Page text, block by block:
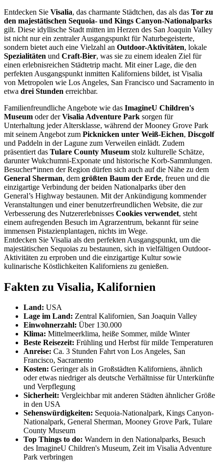
Entdecken Sie Visalia, das charmante Städtchen, das als das Tor zu
den majestätischen Sequoia- und Kings Canyon-Nationalparks
gilt. Diese idyllische Stadt mitten im Herzen des San Joaquin Valley
ist nicht nur ein zentraler Ausgangspunkt für Naturbegeisterte,
sondern bietet auch eine Vielzahl an Outdoor-Aktivitäten, lokale
Spezialitäten und Craft-Bier, was sie zu einem idealen Ziel für
einen erlebnisreichen Städtetrip macht. Mit einer Lage, die den
perfekten Ausgangspunkt inmitten Kaliforniens bildet, ist Visalia
von Metropolen wie Los Angeles, San Francisco und Sacramento in
etwa drei Stunden erreichbar.
Familienfreundliche Angebote wie das ImagineU Children's
Museum oder derVisalia Adventure Park sorgen für
Unterhaltung jeder Altersklasse, während der Mooney Grove Park
mit seinem Angebot zum Picknicken unter Weiß-Eichen, Discgolf
und Paddeln in der Lagune zum Verweilen einlädt. Zudem
präsentiert das Tulare County Museum stolz kulturelle Schätze,
darunter Wukchumni-Exponate und historische Korb-Sammlungen.
Besucher*innen der Region dürfen sich auch auf die Nähe zu dem
General Sherman, dem größten Baum der Erde, freuen und die
einzigartige Verbindung der beiden Nationalparks über den
General’s Highway bestaunen. Mit der Ankündigung kommender
Veranstaltungen und einer benutzerfreundlichen Website, die zur
Verbesserung des Nutzererlebnisses Cookies verwendet, steht
einem aufregenden Besuch im Agrarzentrum, bekannt für seine
immensen Pistazienplantagen, nichts im Wege.
Entdecken Sie Visalia als den perfekten Ausgangspunkt, um die
majestätischen Sequoias zu bestaunen, sich in vielfältigen Outdoor-
Aktivitäten zu erproben und die einzigartige Kultur sowie
kulinarische Köstlichkeiten Kaliforniens zu genießen.
Fakten zu Visalia, Kalifornien
Land: USA
Lage im Land: Zentral Kalifornien, San Joaquin Valley
Einwohnerzahl: Über 130.000
Klima: Mittelmeerklima, heiße Sommer, milde Winter
Beste Reisezeit: Frühling und Herbst für milde Temperaturen
Anreise: Ca. 3 Stunden Fahrt von Los Angeles, San
Francisco, Sacramento
Kosten: Geringer als in Großstädten Kaliforniens, ähnlich
oder etwas niedriger als deutsche Verhältnisse für Unterkünfte
und Verpflegung
Sicherheit: Vergleichbar mit anderen Städten ähnlicher Größe
in den USA
Sehenswürdigkeiten: Sequoia-Nationalpark, Kings Canyon-
Nationalpark, General Sherman, Mooney Grove Park, Tulare
County Museum
Top Things to do: Wandern in den Nationalparks, Besuch
des ImagineU Children's Museum, Zeit im Visalia Adventure
Park verbringen